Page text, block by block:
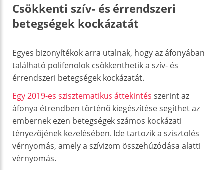
Csökkenti szív- és érrendszeri
betegségek kockázatát
Egyes bizonyítékok arra utalnak, hogy az áfonyában
található polifenolok csökkenthetik a szív- és
érrendszeri betegségek kockázatát.
Egy 2019-es szisztematikus áttekintés szerint az
áfonya étrendben történő kiegészítése segíthet az
embernek ezen betegségek számos kockázati
tényezőjének kezelésében. Ide tartozik a szisztolés
vérnyomás, amely a szívizom összehúzódása alatti
vérnyomás.